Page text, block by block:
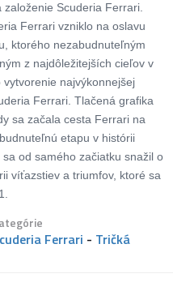
Scuderia Ferrari.
Ferrari vzniklo na oslavu
ktorého nezabudnuteľným
z najdôležitejších cieľov v
najvýkonnejšej
Ferrari. Tlačená grafika
sa začala cesta Ferrari na
etapu v histórii
od samého začiatku snažil o
víťazstiev a triumfov, ktoré sa
Ferrari - Tričká